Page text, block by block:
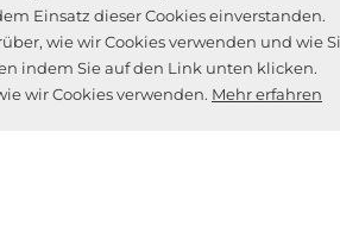
Einsatz dieser Cookies einverstanden.
wie wir Cookies verwenden und wie
indem Sie auf den Link unten klicken.
wir Cookies verwenden. Mehr erfahren